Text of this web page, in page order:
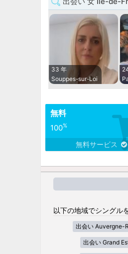
33 年
Souppes-sur-Loi
無料
100%
無料サービス
以下の地域でシングル
出会い Auvergne-
出会い Grand